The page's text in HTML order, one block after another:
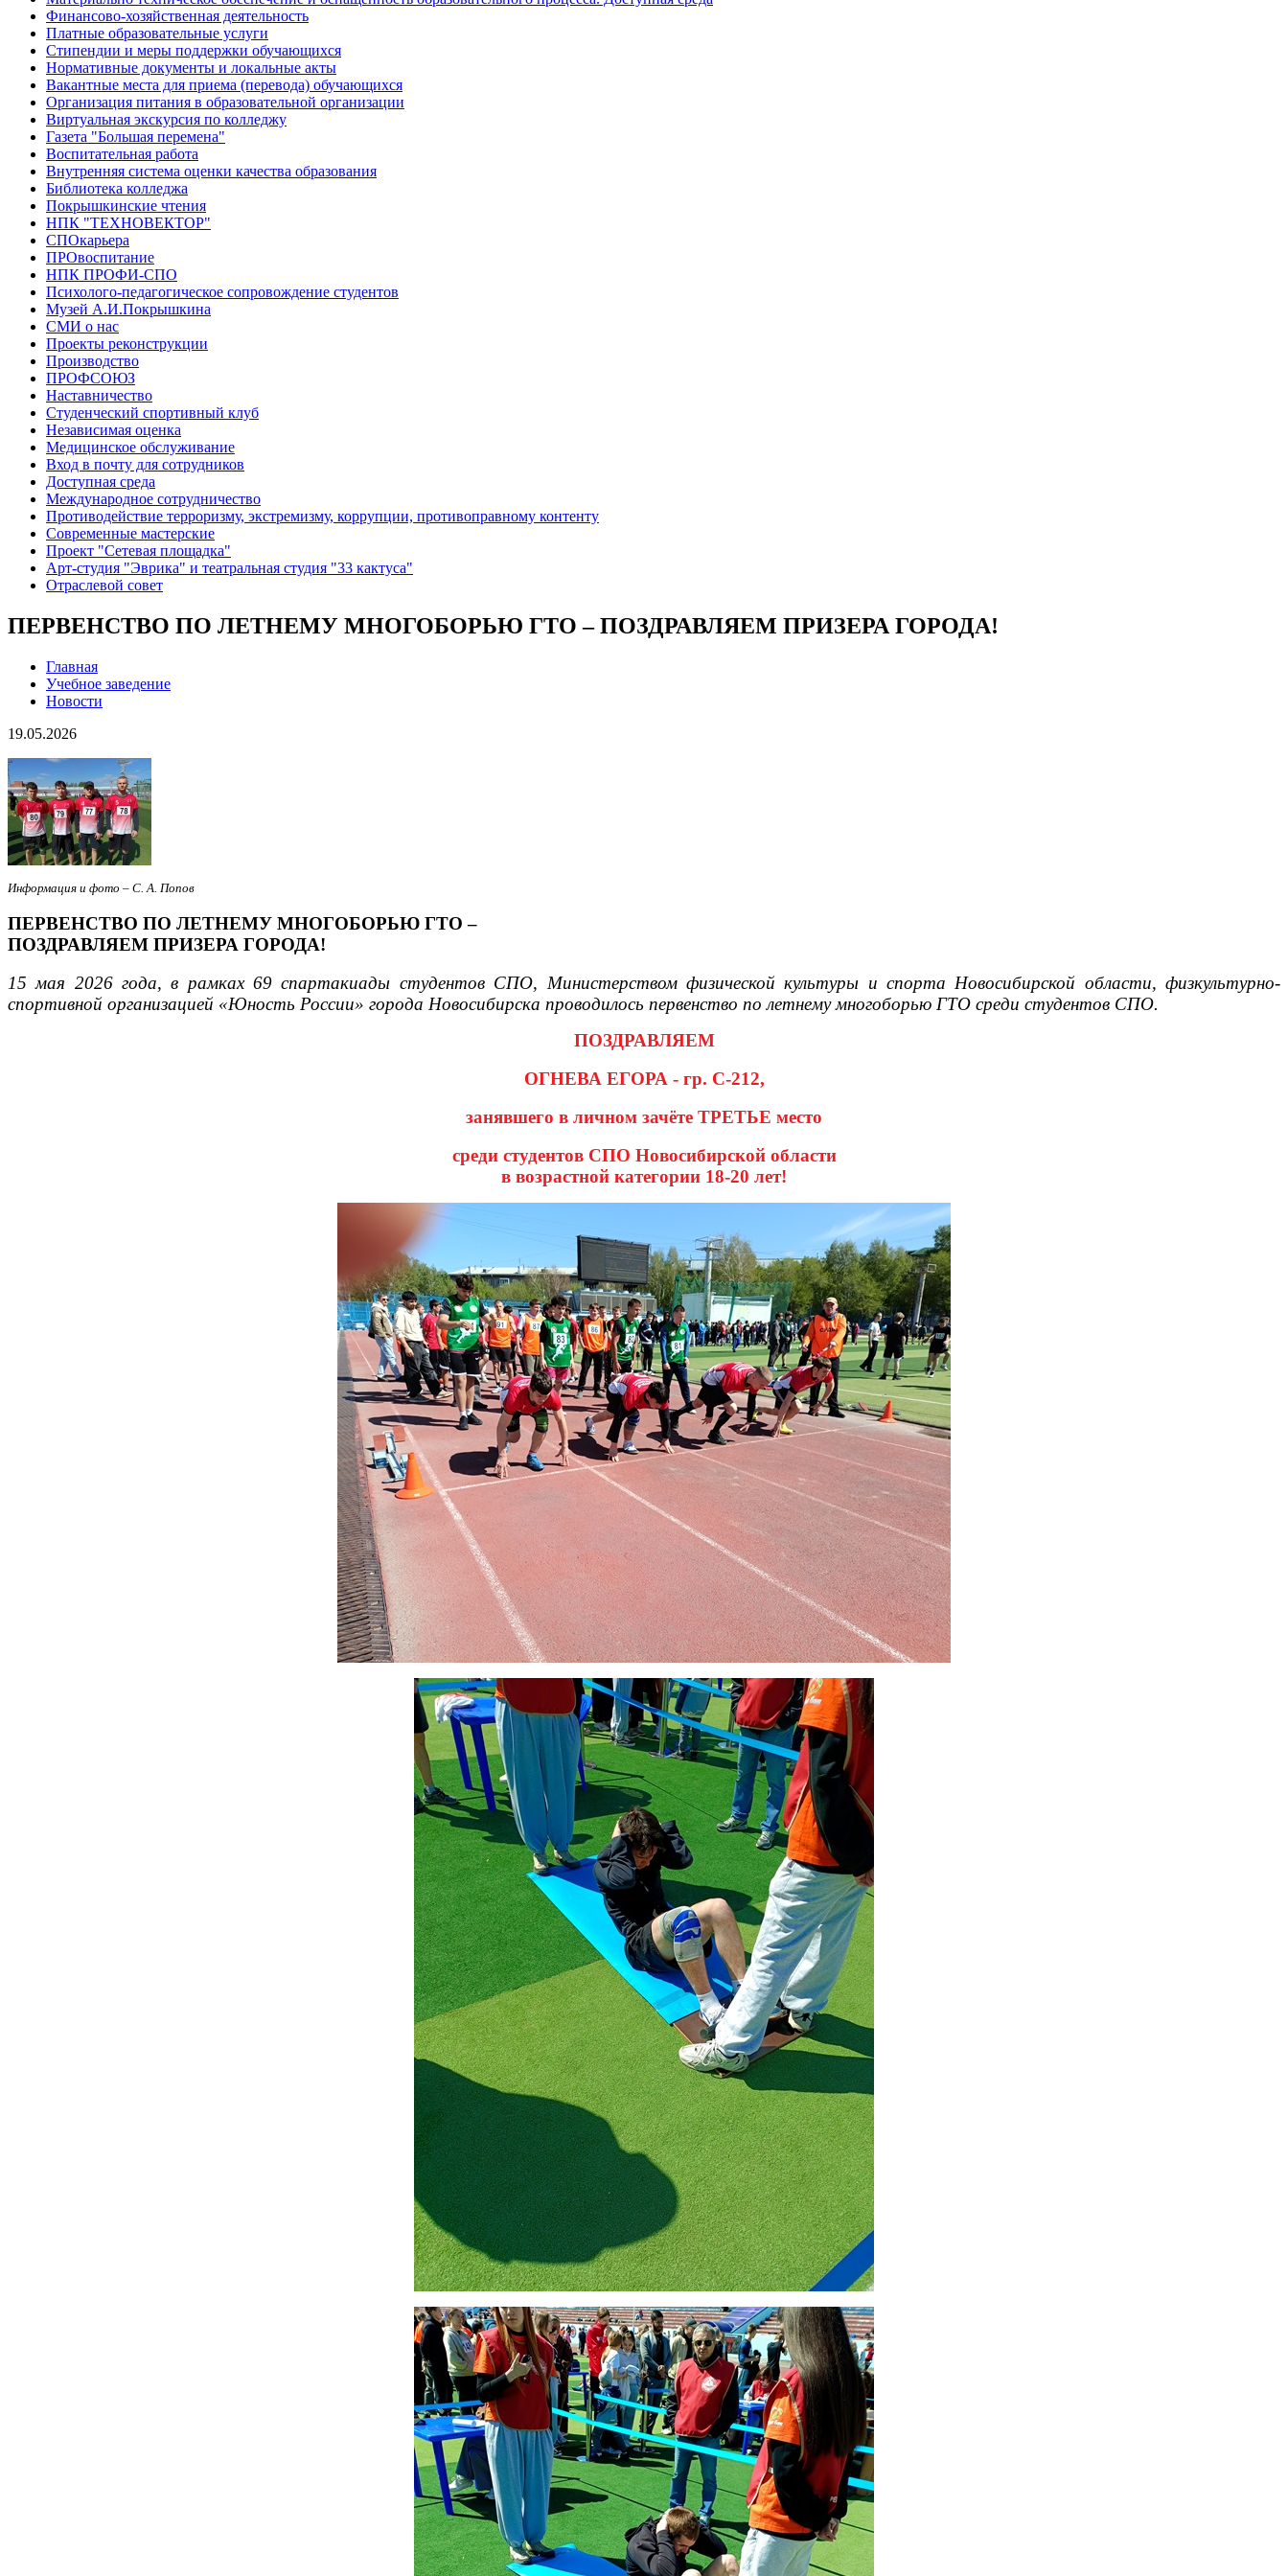
Финансово-хозяйственная деятельность
Платные образовательные услуги
Стипендии и меры поддержки обучающихся
Нормативные документы и локальные акты
Вакантные места для приема (перевода) обучающихся
Организация питания в образовательной организации
Виртуальная экскурсия по колледжу
Газета "Большая перемена"
Воспитательная работа
Внутренняя система оценки качества образования
Библиотека колледжа
Покрышкинские чтения
НПК "ТЕХНОВЕКТОР"
СПОкарьера
ПРОвоспитание
НПК ПРОФИ-СПО
Психолого-педагогическое сопровождение студентов
Музей А.И.Покрышкина
СМИ о нас
Проекты реконструкции
Производство
ПРОФСОЮЗ
Наставничество
Студенческий спортивный клуб
Независимая оценка
Медицинское обслуживание
Вход в почту для сотрудников
Доступная среда
Международное сотрудничество
Противодействие терроризму, экстремизму, коррупции, противоправному контенту
Современные мастерские
Проект "Сетевая площадка"
Арт-студия "Эврика" и театральная студия "33 кактуса"
Отраслевой совет
ПЕРВЕНСТВО ПО ЛЕТНЕМУ МНОГОБОРЬЮ ГТО – ПОЗДРАВЛЯЕМ ПРИЗЕРА ГОРОДА!
Главная
Учебное заведение
Новости
19.05.2026
Информация и фото – С. А. Попов
ПЕРВЕНСТВО ПО ЛЕТНЕМУ МНОГОБОРЬЮ ГТО –
ПОЗДРАВЛЯЕМ ПРИЗЕРА ГОРОДА!
15 мая 2026 года, в рамках 69 спартакиады студентов СПО, Министерством физической культуры и спорта Новосибирской области, физкультурно-
спортивной организацией «Юность России» города Новосибирска проводилось первенство по летнему многоборью ГТО среди студентов СПО.
ПОЗДРАВЛЯЕМ
ОГНЕВА ЕГОРА - гр. С-212,
занявшего в личном зачёте ТРЕТЬЕ место
среди студентов СПО Новосибирской области
в возрастной категории 18-20 лет!